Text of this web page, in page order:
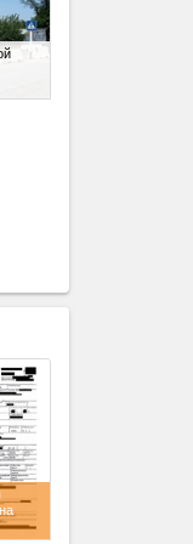
expand_less